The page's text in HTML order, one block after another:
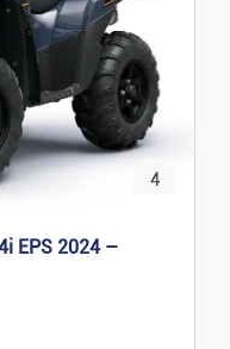
4
EPS 2024 –